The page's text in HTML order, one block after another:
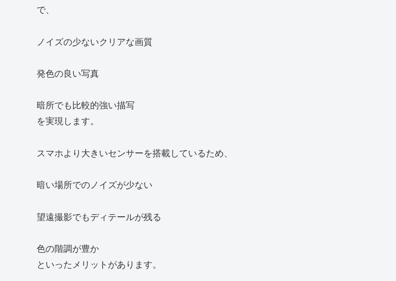
で、
ノイズの少ないクリアな画質
発色の良い写真
暗所でも比較的強い描写
を実現します。
スマホより大きいセンサーを搭載しているため、
暗い場所でのノイズが少ない
望遠撮影でもディテールが残る
色の階調が豊か
といったメリットがあります。